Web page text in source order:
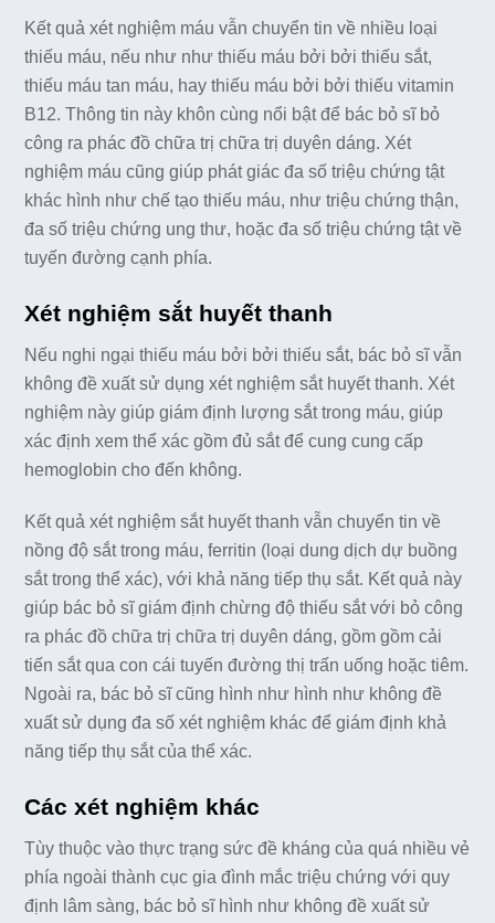
Kết quả xét nghiệm máu vẫn chuyển tin về nhiều loại
thiếu máu, nếu như như thiếu máu bởi bởi thiếu sắt,
thiếu máu tan máu, hay thiếu máu bởi bởi thiếu vitamin
B12. Thông tin này khôn cùng nổi bật để bác bỏ sĩ bỏ
công ra phác đồ chữa trị chữa trị duyên dáng. Xét
nghiệm máu cũng giúp phát giác đa số triệu chứng tật
khác hình như chế tạo thiếu máu, như triệu chứng thận,
đa số triệu chứng ung thư, hoặc đa số triệu chứng tật về
tuyến đường cạnh phía.
Xét nghiệm sắt huyết thanh
Nếu nghi ngại thiếu máu bởi bởi thiếu sắt, bác bỏ sĩ vẫn
không đề xuất sử dụng xét nghiệm sắt huyết thanh. Xét
nghiệm này giúp giám định lượng sắt trong máu, giúp
xác định xem thể xác gồm đủ sắt để cung cung cấp
hemoglobin cho đến không.
Kết quả xét nghiệm sắt huyết thanh vẫn chuyển tin về
nồng độ sắt trong máu, ferritin (loại dung dịch dự buồng
sắt trong thể xác), với khả năng tiếp thụ sắt. Kết quả này
giúp bác bỏ sĩ giám định chừng độ thiếu sắt với bỏ công
ra phác đồ chữa trị chữa trị duyên dáng, gồm gồm cải
tiến sắt qua con cái tuyến đường thị trấn uống hoặc tiêm.
Ngoài ra, bác bỏ sĩ cũng hình như hình như không đề
xuất sử dụng đa số xét nghiệm khác để giám định khả
năng tiếp thụ sắt của thể xác.
Các xét nghiệm khác
Tùy thuộc vào thực trạng sức đề kháng của quá nhiều vẻ
phía ngoài thành cục gia đình mắc triệu chứng với quy
định lâm sàng, bác bỏ sĩ hình như không đề xuất sử